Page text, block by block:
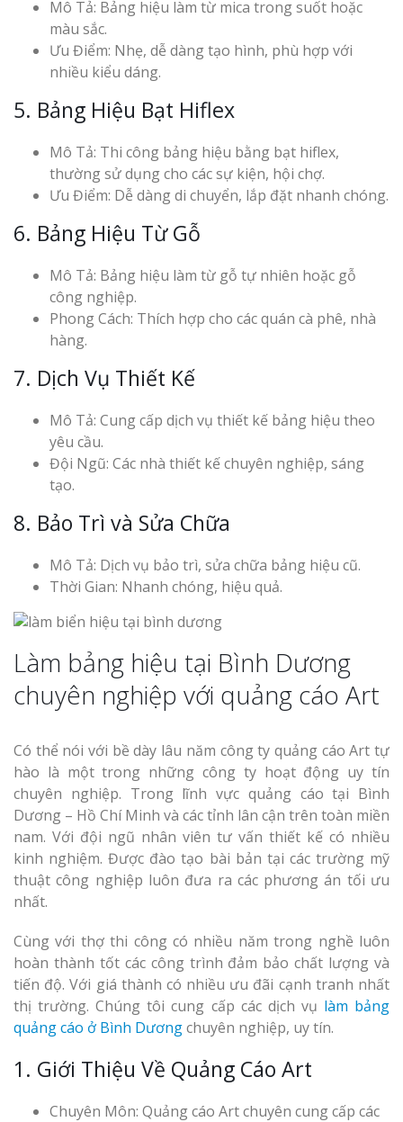
Mô Tả: Bảng hiệu làm từ mica trong suốt hoặc
màu sắc.
Ưu Điểm: Nhẹ, dễ dàng tạo hình, phù hợp với
nhiều kiểu dáng.
5. Bảng Hiệu Bạt Hiflex
Mô Tả: Thi công bảng hiệu bằng bạt hiflex,
thường sử dụng cho các sự kiện, hội chợ.
Ưu Điểm: Dễ dàng di chuyển, lắp đặt nhanh chóng.
6. Bảng Hiệu Từ Gỗ
Mô Tả: Bảng hiệu làm từ gỗ tự nhiên hoặc gỗ
công nghiệp.
Phong Cách: Thích hợp cho các quán cà phê, nhà
hàng.
7. Dịch Vụ Thiết Kế
Mô Tả: Cung cấp dịch vụ thiết kế bảng hiệu theo
yêu cầu.
Đội Ngũ: Các nhà thiết kế chuyên nghiệp, sáng
tạo.
8. Bảo Trì và Sửa Chữa
Mô Tả: Dịch vụ bảo trì, sửa chữa bảng hiệu cũ.
Thời Gian: Nhanh chóng, hiệu quả.
Làm bảng hiệu tại Bình Dương
chuyên nghiệp với quảng cáo Art
Có thể nói với bề dày lâu năm công ty quảng cáo Art tự
hào là một trong những công ty hoạt động uy tín
chuyên nghiệp. Trong lĩnh vực quảng cáo tại Bình
Dương – Hồ Chí Minh và các tỉnh lân cận trên toàn miền
nam. Với đội ngũ nhân viên tư vấn thiết kế có nhiều
kinh nghiệm. Được đào tạo bài bản tại các trường mỹ
thuật công nghiệp luôn đưa ra các phương án tối ưu
nhất.
Cùng với thợ thi công có nhiều năm trong nghề luôn
hoàn thành tốt các công trình đảm bảo chất lượng và
tiến độ. Với giá thành có nhiều ưu đãi cạnh tranh nhất
thị trường. Chúng tôi cung cấp các dịch vụ làm bảng
quảng cáo ở Bình Dươngchuyên nghiệp, uy tín.
1. Giới Thiệu Về Quảng Cáo Art
Chuyên Môn: Quảng cáo Art chuyên cung cấp các